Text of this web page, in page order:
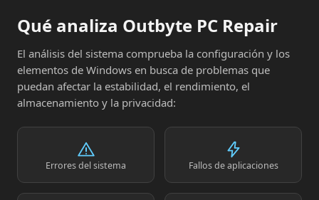
Qué analiza Outbyte PC Repair
El análisis del sistema comprueba la configuración y los
elementos de Windows en busca de problemas que
puedan afectar la estabilidad, el rendimiento, el
almacenamiento y la privacidad:
Errores del sistema Fallos de aplicaciones